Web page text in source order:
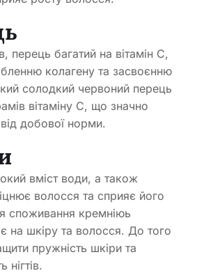
перець багатий на вітамін С,
колагену та засвоєнню
солодкий червоний перець
вітаміну С, що значно
добової норми.
вміст води, а також
волосся та сприяє його
споживання кремніюь
на шкіру та волосся. До того
пружність шкіри та
нігтів.